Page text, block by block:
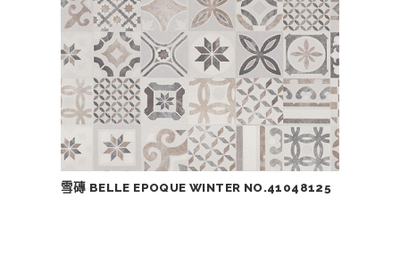
雪磚 BELLE EPOQUE WINTER NO.41048125